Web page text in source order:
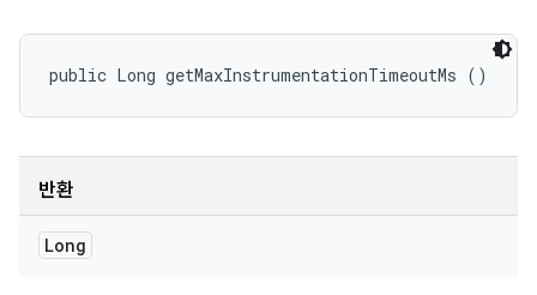
public Long getMaxInstrumentationTimeoutMs ()
반환
Long